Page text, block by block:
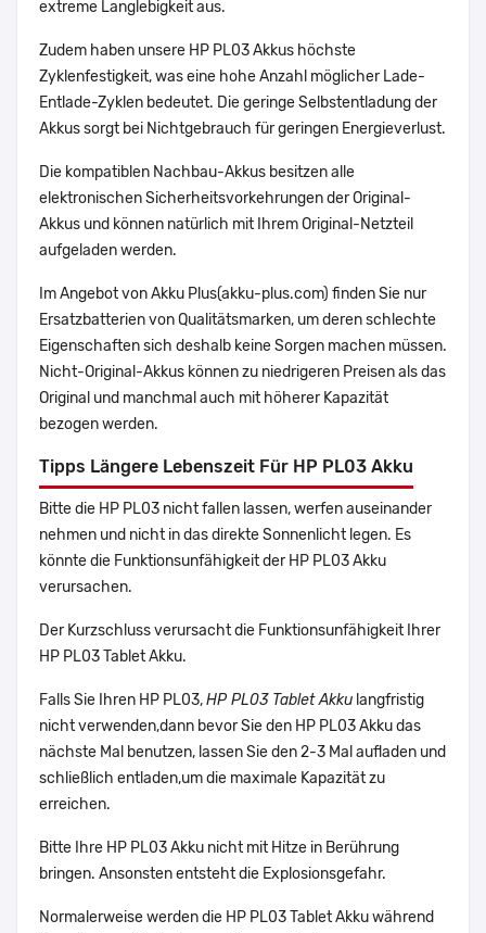
extreme Langlebigkeit aus.
Zudem haben unsere HP PL03 Akkus höchste
Zyklenfestigkeit, was eine hohe Anzahl möglicher Lade-
Entlade-Zyklen bedeutet. Die geringe Selbstentladung der
Akkus sorgt bei Nichtgebrauch für geringen Energieverlust.
Die kompatiblen Nachbau-Akkus besitzen alle
elektronischen Sicherheitsvorkehrungen der Original-
Akkus und können natürlich mit Ihrem Original-Netzteil
aufgeladen werden.
Im Angebot von Akku Plus(akku-plus.com) finden Sie nur
Ersatzbatterien von Qualitätsmarken, um deren schlechte
Eigenschaften sich deshalb keine Sorgen machen müssen.
Nicht-Original-Akkus können zu niedrigeren Preisen als das
Original und manchmal auch mit höherer Kapazität
bezogen werden.
Tipps Längere Lebenszeit Für HP PL03 Akku
Bitte die HP PL03 nicht fallen lassen, werfen auseinander
nehmen und nicht in das direkte Sonnenlicht legen. Es
könnte die Funktionsunfähigkeit der HP PL03 Akku
verursachen.
Der Kurzschluss verursacht die Funktionsunfähigkeit Ihrer
HP PL03 Tablet Akku.
Falls Sie Ihren HP PL03,HP PL03 Tablet Akku langfristig
nicht verwenden,dann bevor Sie den HP PL03 Akku das
nächste Mal benutzen, lassen Sie den 2-3 Mal aufladen und
schließlich entladen,um die maximale Kapazität zu
erreichen.
Bitte Ihre HP PL03 Akku nicht mit Hitze in Berührung
bringen. Ansonsten entsteht die Explosionsgefahr.
Normalerweise werden die HP PL03 Tablet Akku während